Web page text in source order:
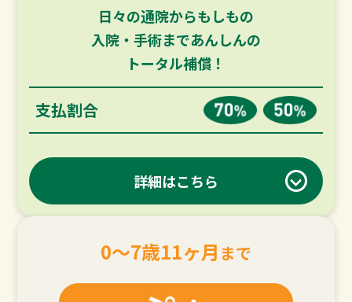
日々の通院からもしもの
入院・手術まであんしんの
トータル補償！
支払割合
詳細はこちら
0～7歳11ヶ月 まで